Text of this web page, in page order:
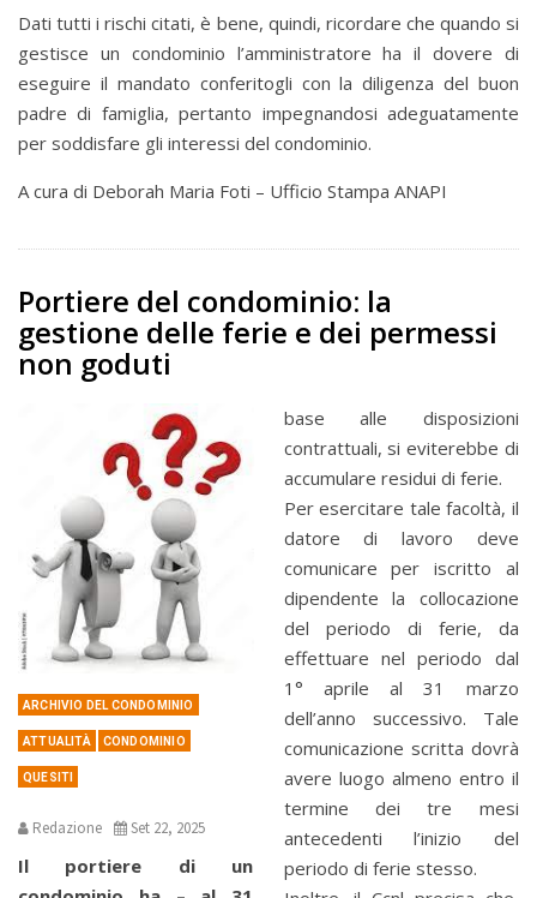
Dati tutti i rischi citati, è bene, quindi, ricordare che quando si
gestisce un condominio l’amministratore ha il dovere di
eseguire il mandato conferitogli con la diligenza del buon
padre di famiglia, pertanto impegnandosi adeguatamente
per soddisfare gli interessi del condominio.
A cura di Deborah Maria Foti – Ufficio Stampa ANAPI
Portiere del condominio: la
gestione delle ferie e dei permessi
non goduti
ARCHIVIO DEL CONDOMINIO
ATTUALITÀ CONDOMINIO
QUESITI
Redazione Set 22, 2025
Il portiere di un
base alle disposizioni
contrattuali, si eviterebbe di
accumulare residui di ferie.
Per esercitare tale facoltà, il
datore di lavoro deve
comunicare per iscritto al
dipendente la collocazione
del periodo di ferie, da
effettuare nel periodo dal
1° aprile al 31 marzo
dell’anno successivo. Tale
comunicazione scritta dovrà
avere luogo almeno entro il
termine dei tre mesi
antecedenti l’inizio del
periodo di ferie stesso.